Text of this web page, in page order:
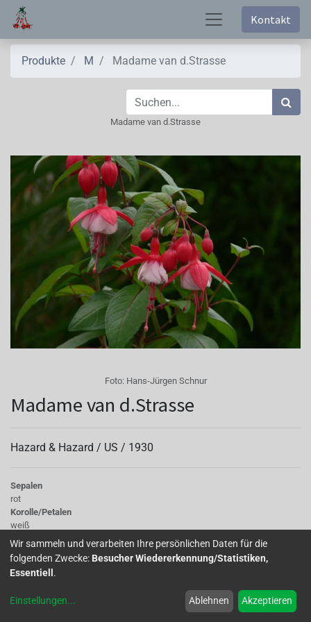
Kontakt
Produkte M Madame van d.Strasse
Madame van d.Strasse
Foto: Hans-Jürgen Schnur
Madame van d.Strasse
Hazard & Hazard / US / 1930
Sepalen
rot
Korolle/Petalen
weiß
Knospe/Blüte
halb gefüllt, mittelgross
Wuchs
stehend
Wir sammeln und verarbeiten Ihre persönlichen Daten für die
folgenden Zwecke: Besucher Wiedererkennung/Statistiken,
Essentiell .
Einstellungen... Ablehnen Akzeptieren